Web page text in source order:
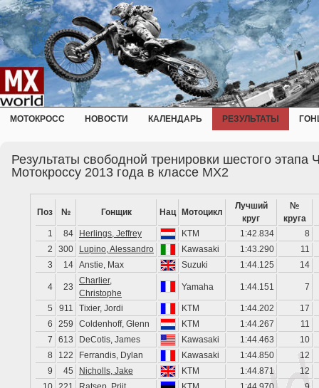
МОТОКРОСС НОВОСТИ КАЛЕНДАРЬ РЕЗУЛЬТАТЫ
Результаты свободной тренировки шестого
Мотокроссу 2013 года в классе MX2
Поз № Гонщик Нац Мотоцикл
Лучший
круг
№
круга
1
84 Herlings, Jeffrey KTM 1:42.834
8
2
300 Lupino, Alessandro Kawasaki 1:43.290
11
3
14 Anstie, Max Suzuki 1:44.125 14
4 23
Charlier,
Christophe
Yamaha 1:44.151 7
5 911 Tixier, Jordi KTM 1:44.202
17
6
259 Coldenhoff, Glenn KTM 1:44.267
11
7
613 DeCotis, James Kawasaki 1:44.463
10
8
122 Ferrandis, Dylan Kawasaki 1:44.850
12
9
45 Nicholls, Jake KTM 1:44.871
12